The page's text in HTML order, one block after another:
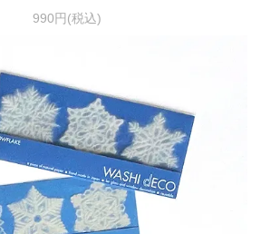
990円(税込)